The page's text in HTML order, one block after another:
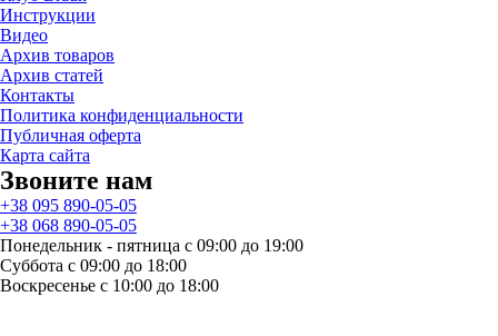
Инструкции
Видео
Архив товаров
Архив статей
Контакты
Политика конфиденциальности
Публичная оферта
Карта сайта
Звоните нам
+38 095 890-05-05
+38 068 890-05-05
Понедельник - пятница с 09:00 до 19:00
Суббота с 09:00 до 18:00
Воскресенье с 10:00 до 18:00